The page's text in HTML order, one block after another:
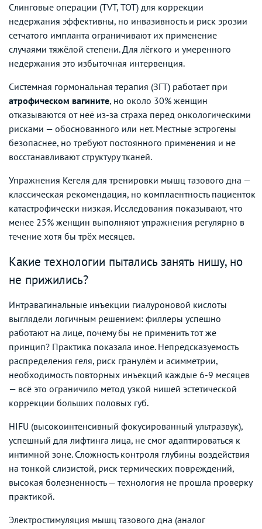
Слинговые операции (TVT, TOT) для коррекции
недержания эффективны, но инвазивность и риск эрозии
сетчатого импланта ограничивают их применение
случаями тяжёлой степени. Для лёгкого и умеренного
недержания это избыточная интервенция.
Системная гормональная терапия (ЗГТ) работает при
атрофическом вагините, но около 30% женщин
отказываются от неё из-за страха перед онкологическими
рисками — обоснованного или нет. Местные эстрогены
безопаснее, но требуют постоянного применения и не
восстанавливают структуру тканей.
Упражнения Кегеля для тренировки мышц тазового дна —
классическая рекомендация, но комплаентность пациенток
катастрофически низкая. Исследования показывают, что
менее 25% женщин выполняют упражнения регулярно в
течение хотя бы трёх месяцев.
Какие технологии пытались занять нишу, но
не прижились?
Интравагинальные инъекции гиалуроновой кислоты
выглядели логичным решением: филлеры успешно
работают на лице, почему бы не применить тот же
принцип? Практика показала иное. Непредсказуемость
распределения геля, риск гранулём и асимметрии,
необходимость повторных инъекций каждые 6-9 месяцев
— всё это ограничило метод узкой нишей эстетической
коррекции больших половых губ.
HIFU (высокоинтенсивный фокусированный ультразвук),
успешный для лифтинга лица, не смог адаптироваться к
интимной зоне. Сложность контроля глубины воздействия
на тонкой слизистой, риск термических повреждений,
высокая болезненность — технология не прошла проверку
практикой.
Электростимуляция мышц тазового дна (аналог